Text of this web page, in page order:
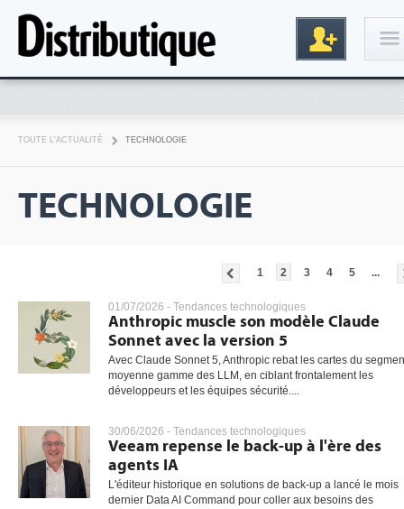
TOUTE L'ACTUALITÉ TECHNOLOGIE
TECHNOLOGIE
1 2 3 4 5 ...
01/07/2026 - Tendances technologiques
Anthropic muscle son modèle Claude
Sonnet avec la version 5
Avec Claude Sonnet 5, Anthropic rebat les cartes du
moyenne gamme des LLM, en ciblant frontalement les
développeurs et les équipes sécurité....
30/06/2026 - Tendances technologiques
Veeam repense le back-up à l'ère des
agents IA
L'éditeur historique en solutions de back-up a lancé le mois
dernier Data AI Command pour coller aux besoins des